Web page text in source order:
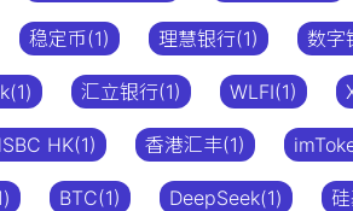
稳定币(1) 理慧银行(1) 数字
汇立银行(1) WLFI(1)
HK(1) 香港汇丰(1)
BTC(1) DeepSeek(1)